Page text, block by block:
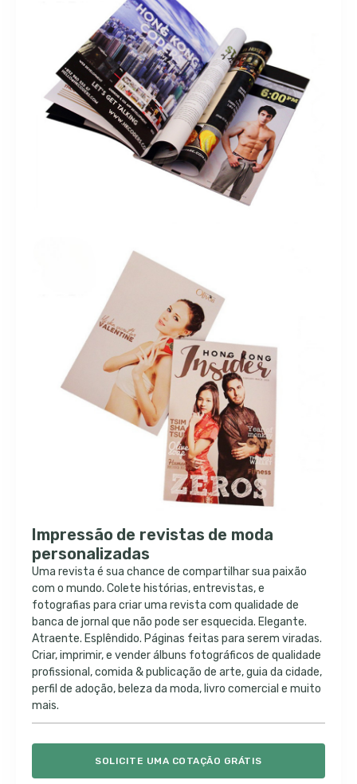
Impressão de revistas de moda
personalizadas
Uma revista é sua chance de compartilhar sua paixão
com o mundo. Colete histórias, entrevistas, e
fotografias para criar uma revista com qualidade de
banca de jornal que não pode ser esquecida. Elegante.
Atraente. Esplêndido. Páginas feitas para serem viradas.
Criar, imprimir, e vender álbuns fotográficos de qualidade
profissional, comida & publicação de arte, guia da cidade,
perfil de adoção, beleza da moda, livro comercial e muito
mais.
SOLICITE UMA COTAÇÃO GRÁTIS